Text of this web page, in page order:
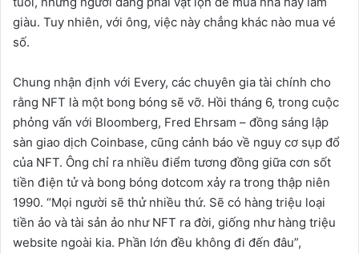
giàu. Tuy nhiên, với ông, việc này chẳng khác nào mua vé
số.
Chung nhận định với Every, các chuyên gia tài chính cho
rằng NFT là một bong bóng sẽ vỡ. Hồi tháng 6, trong cuộc
phỏng vấn với Bloomberg, Fred Ehrsam – đồng sáng lập
sàn giao dịch Coinbase, cũng cảnh báo về nguy cơ sụp đổ
của NFT. Ông chỉ ra nhiều điểm tương đồng giữa cơn sốt
tiền điện tử và bong bóng dotcom xảy ra trong thập niên
1990. “Mọi người sẽ thử nhiều thứ. Sẽ có hàng triệu loại
tiền ảo và tài sản ảo như NFT ra đời, giống như hàng triệu
website ngoài kia. Phần lớn đều không đi đến đâu”,